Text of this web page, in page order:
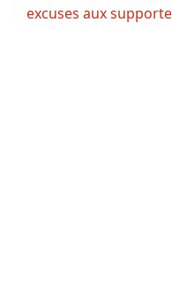
excuses aux